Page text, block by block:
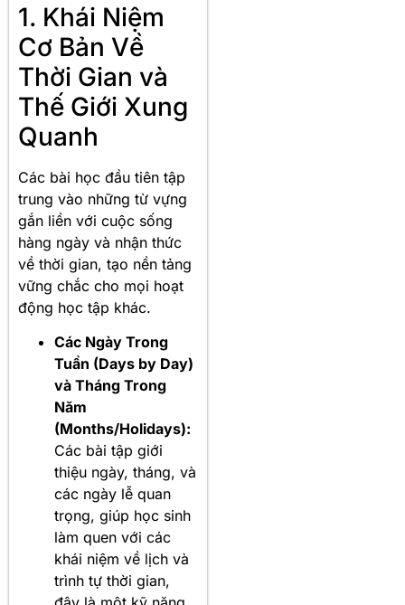
1. Khái Niệm
Cơ Bản Về
Thời Gian và
Thế Giới Xung
Quanh
Các bài học đầu tiên tập
trung vào những từ vựng
gắn liền với cuộc sống
hàng ngày và nhận thức
về thời gian, tạo nền tảng
vững chắc cho mọi hoạt
động học tập khác.
Các Ngày Trong
Tuần (Days by Day)
và Tháng Trong
Năm
(Months/Holidays):
Các bài tập giới
thiệu ngày, tháng, và
các ngày lễ quan
trọng, giúp học sinh
làm quen với các
khái niệm về lịch và
trình tự thời gian,